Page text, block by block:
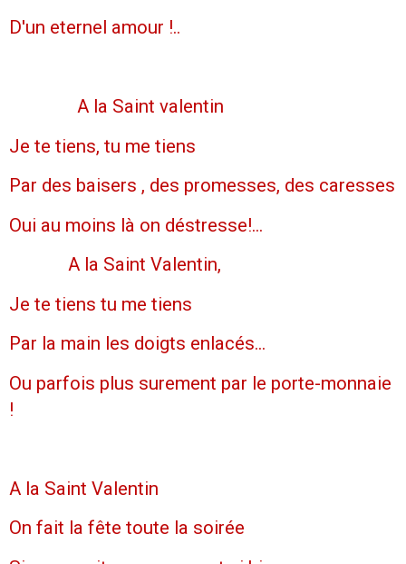
D'un eternel amour !..
A la Saint valentin
Je te tiens, tu me tiens
Par des baisers , des promesses, des caresses
Oui au moins là on déstresse!...
A la Saint Valentin,
Je te tiens tu me tiens
Par la main les doigts enlacés...
Ou parfois plus surement par le porte-monnaie
!
A la Saint Valentin
On fait la fête toute la soirée